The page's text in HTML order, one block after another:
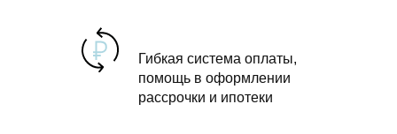
Гибкая система оплаты,
помощь в оформлении
рассрочки и ипотеки